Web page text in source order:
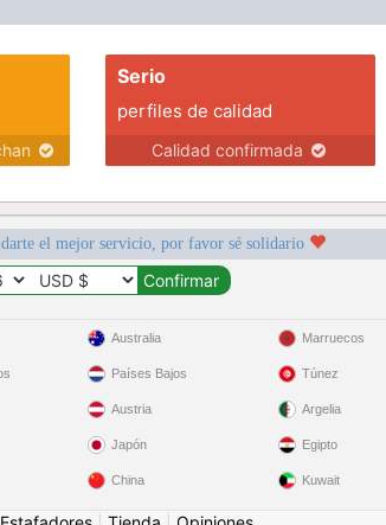
Serio
perfiles de calidad
Calidad confirmada
el mejor servicio, por favor sé solidario
Australia
Países Bajos
Austria
Japón
China
Marruecos
Túnez
Argelia
Egipto
Kuwait